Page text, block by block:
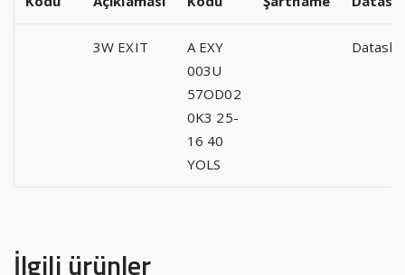
3W EXIT
A EXY
003U
57OD02
0K3 25-
16 40
YOLS
İlgili ürünler